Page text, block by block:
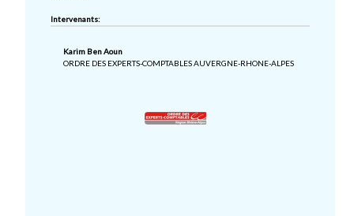
Intervenants:
Karim Ben Aoun
ORDRE DES EXPERTS-COMPTABLES AUVERGNE-RHONE-ALPES